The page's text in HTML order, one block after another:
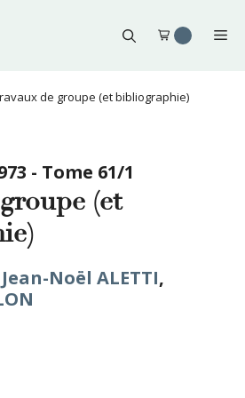
de groupe (et bibliographie)
- Tome 61/1
(et
Jean-Noël ALETTI,